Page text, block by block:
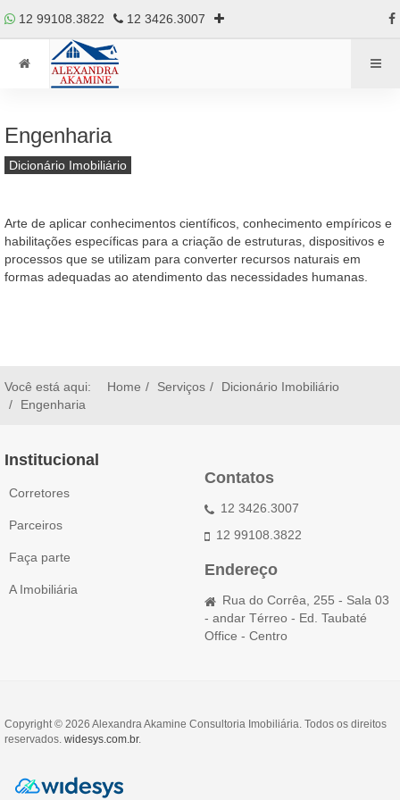
12 99108.3822 12 3426.3007
Engenharia
Dicionário Imobiliário
Arte de aplicar conhecimentos científicos, conhecimento empíricos e
habilitações específicas para a criação de estruturas, dispositivos e
processos que se utilizam para converter recursos naturais em
formas adequadas ao atendimento das necessidades humanas.
Você está aqui: Home Serviços
Dicionário Imobiliário
Engenharia
Institucional
Corretores
Parceiros
Faça parte
A Imobiliária
Contatos
12 3426.3007
12 99108.3822
Endereço
Rua do Corrêa, 255 - Sala 03
- andar Térreo - Ed. Taubaté
Office - Centro
Copyright © 2026 Alexandra Akamine Consultoria Imobiliária. Todos os direitos
reservados. widesys.com.br.